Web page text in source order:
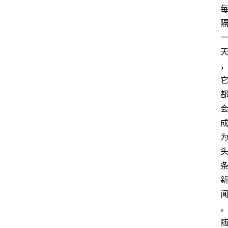
每
隔
一
天
，
它
都
会
成
为
头
条
新
闻
。
随